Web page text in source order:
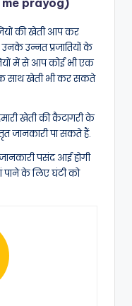
prayog)
की खेती आप कर
उन्नत प्रजातियों के
में से आप कोई भी एक
साथ खेती भी कर सकते
खेती की कैटागरी के
जानकारी पा सकते हैं.
जानकारी पसंद आई होगी
पाने के लिए घंटी को